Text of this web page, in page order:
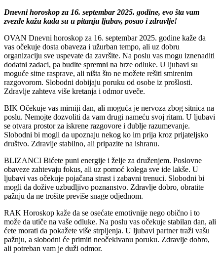
Dnevni horoskop za 16. septembar 2025. godine, evo šta vam
zvezde kažu kada su u pitanju ljubav, posao i zdravlje!
OVAN Dnevni horoskop za 16. septembar 2025. godine kaže da
vas očekuje dosta obaveza i užurban tempo, ali uz dobru
organizaciju sve uspevate da završite. Na poslu vas mogu iznenaditi
dodatni zadaci, pa budite spremni na brze odluke. U ljubavi su
moguće sitne rasprave, ali ništa što ne možete rešiti smirenim
razgovorom. Slobodni dobijaju poruku od osobe iz prošlosti.
Zdravlje zahteva više kretanja i odmor uveče.
BIK Očekuje vas mirniji dan, ali moguća je nervoza zbog sitnica na
poslu. Nemojte dozvoliti da vam drugi nameću svoj ritam. U ljubavi
se otvara prostor za iskrene razgovore i dublje razumevanje.
Slobodni bi mogli da upoznaju nekog ko im prija kroz prijateljsko
društvo. Zdravlje stabilno, ali pripazite na ishranu.
BLIZANCI Bićete puni energije i želje za druženjem. Poslovne
obaveze zahtevaju fokus, ali uz pomoć kolega sve ide lakše. U
ljubavi vas očekuje pojačana strast i zabavni trenuci. Slobodni bi
mogli da dožive uzbudljivo poznanstvo. Zdravlje dobro, obratite
pažnju da ne trošite previše snage odjednom.
RAK Horoskop kaže da se osećate emotivnije nego obično i to
može da utiče na vaše odluke. Na poslu vas očekuje stabilan dan, ali
ćete morati da pokažete više strpljenja. U ljubavi partner traži vašu
pažnju, a slobodni će primiti neočekivanu poruku. Zdravlje dobro,
ali potreban vam je duži odmor.